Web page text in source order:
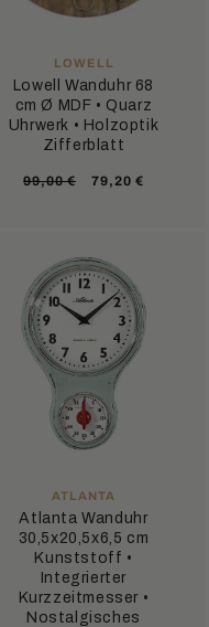
ANBIETER:
LOWELL
Lowell Wanduhr 68
cm Ø MDF • Quarz
Uhrwerk • Holzoptik
Zifferblatt
Normaler
99,00 € 79,20 €
ANBIETER:
ATLANTA
Atlanta Wanduhr
30,5x20,5x6,5 cm
Kunststoff •
Integrierter
Kurzzeitmesser •
Nostalgisches